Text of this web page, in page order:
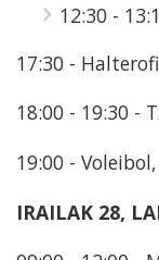
12:30 -
17:30 -
18:00 - 19:30 -
19:00 -
IRAILAK 28,